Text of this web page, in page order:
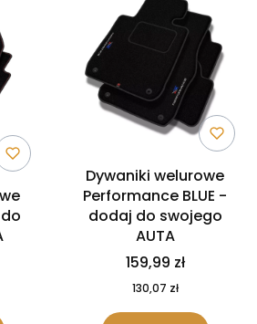
Dywaniki welurowe
Performance BLUE -
dodaj do swojego
AUTA
159,99 zł
130,07 zł